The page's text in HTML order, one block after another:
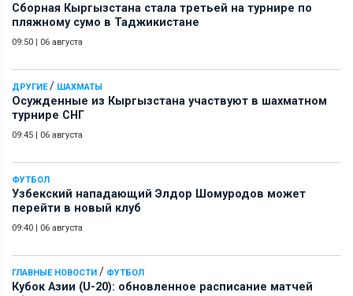
Сборная Кыргызстана стала третьей на турнире по
пляжному сумо в Таджикистане
09:50 | 06 августа
ДРУГИЕ/ ШАХМАТЫ
Осужденные из Кыргызстана участвуют в шахматном
турнире СНГ
09:45 | 06 августа
ФУТБОЛ
Узбекский нападающий Элдор Шомуродов может
перейти в новый клуб
09:40 | 06 августа
ГЛАВНЫЕ НОВОСТИ / ФУТБОЛ
Кубок Азии (U-20): обновленное расписание матчей